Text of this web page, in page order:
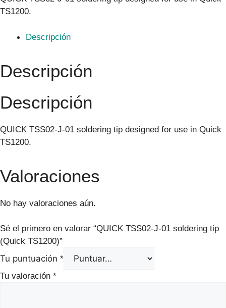
TS1200.
Descripción
Descripción
Descripción
QUICK TSS02-J-01 soldering tip designed for use in Quick
TS1200.
Valoraciones
No hay valoraciones aún.
Sé el primero en valorar “QUICK TSS02-J-01 soldering tip
(Quick TS1200)”
Tu puntuación *
Tu valoración *